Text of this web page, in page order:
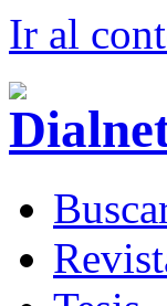
Ir al
B
R